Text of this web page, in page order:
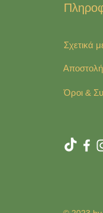
Σχετικά
Όροι &